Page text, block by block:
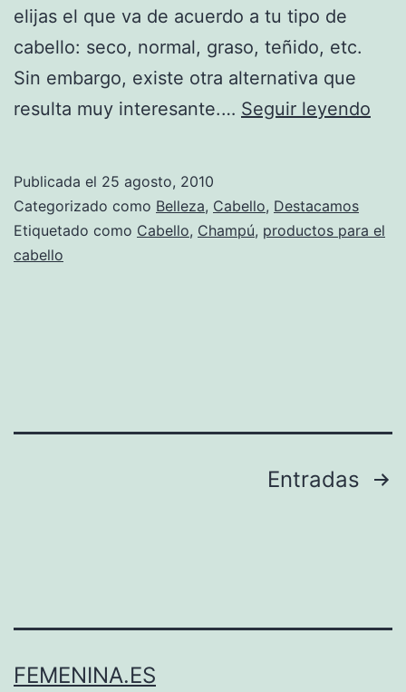
elijas el que va de acuerdo a tu tipo de
cabello: seco, normal, graso, teñido, etc.
Sin embargo, existe otra alternativa que
resulta muy interesante.… Seguir leyendo
de
Publicada el 25 agosto, 2010
Categorizado como Belleza, Cabello, Destacamos
Etiquetado como Cabello, Champú, productos para el
cabello
Entradas
FEMENINA.ES